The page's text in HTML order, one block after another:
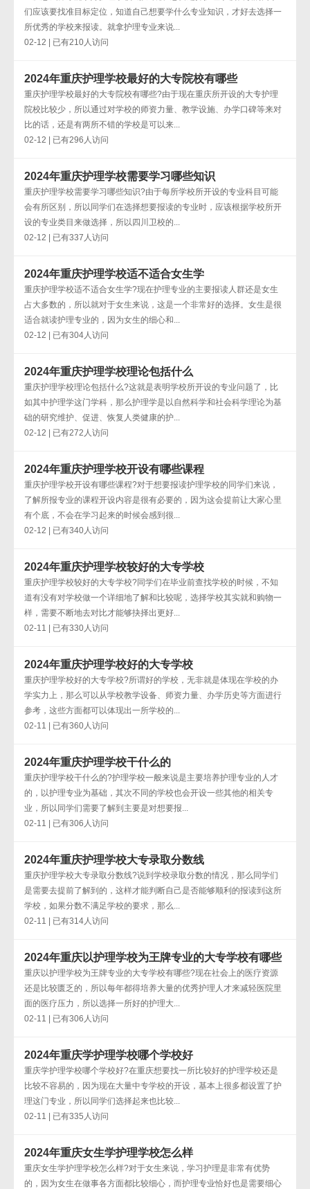
们应该要找准目标定位，知道自己想要学什么专业知识，才好去选择一
所优秀的学校来报读。就拿护理专业来说...
02-12 | 已有210人访问
2024年重庆护理学校最好的大专院校有哪些
重庆护理学校最好的大专院校有哪些?由于现在重庆所开设的大专护理
院校比较少，所以通过对学校的师资力量、教学设施、办学口碑等来对
比的话，还是有两所不错的学校是可以来...
02-12 | 已有296人访问
2024年重庆护理学校需要学习哪些知识
重庆护理学校需要学习哪些知识?由于每所学校所开设的专业科目可能
会有所区别，所以同学们在选择想要报读的专业时，应该根据学校所开
设的专业类目来做选择，所以四川卫校的...
02-12 | 已有337人访问
2024年重庆护理学校适不适合女生学
重庆护理学校适不适合女生学?现在护理专业的主要报读人群还是女生
占大多数的，所以就对于女生来说，这是一个非常好的选择。女生是很
适合就读护理专业的，因为女生的细心和...
02-12 | 已有304人访问
2024年重庆护理学校理论包括什么
重庆护理学校理论包括什么?这就是表明学校所开设的专业问题了，比
如其中护理学这门学科，那么护理学是以自然科学和社会科学理论为基
础的研究维护、促进、恢复人类健康的护...
02-12 | 已有272人访问
2024年重庆护理学校开设有哪些课程
重庆护理学校开设有哪些课程?对于想要报读护理学校的同学们来说，
了解所报专业的课程开设内容是很有必要的，因为这会提前让大家心里
有个底，不会在学习起来的时候会感到很...
02-12 | 已有340人访问
2024年重庆护理学校较好的大专学校
重庆护理学校较好的大专学校?同学们在毕业前查找学校的时候，不知
道有没有对学校做一个详细地了解和比较呢，选择学校其实就和购物一
样，需要不断地去对比才能够抉择出更好...
02-11 | 已有330人访问
2024年重庆护理学校好的大专学校
重庆护理学校好的大专学校?所谓好的学校，无非就是体现在学校的办
学实力上，那么可以从学校教学设备、师资力量、办学历史等方面进行
参考，这些方面都可以体现出一所学校的...
02-11 | 已有360人访问
2024年重庆护理学校干什么的
重庆护理学校干什么的?护理学校一般来说是主要培养护理专业的人才
的，以护理专业为基础，其次不同的学校也会开设一些其他的相关专
业，所以同学们需要了解到主要是对想要报...
02-11 | 已有306人访问
2024年重庆护理学校大专录取分数线
重庆护理学校大专录取分数线?说到学校录取分数的情况，那么同学们
是需要去提前了解到的，这样才能判断自己是否能够顺利的报读到这所
学校，如果分数不满足学校的要求，那么...
02-11 | 已有314人访问
2024年重庆以护理学校为王牌专业的大专学校有哪些
重庆以护理学校为王牌专业的大专学校有哪些?现在社会上的医疗资源
还是比较匮乏的，所以每年都得培养大量的优秀护理人才来减轻医院里
面的医疗压力，所以选择一所好的护理大...
02-11 | 已有306人访问
2024年重庆学护理学校哪个学校好
重庆学护理学校哪个学校好?在重庆想要找一所比较好的护理学校还是
比较不容易的，因为现在大量中专学校的开设，基本上很多都设置了护
理这门专业，所以同学们选择起来也比较...
02-11 | 已有335人访问
2024年重庆女生学护理学校怎么样
重庆女生学护理学校怎么样?对于女生来说，学习护理是非常有优势
的，因为女生在做事各方面都比较细心，而护理专业恰好也是需要细心